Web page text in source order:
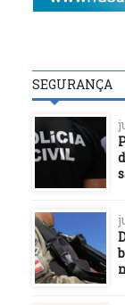
SEGURANÇA